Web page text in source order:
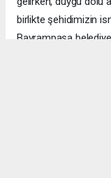
birlikte şehidimizin
Bayrampaşa